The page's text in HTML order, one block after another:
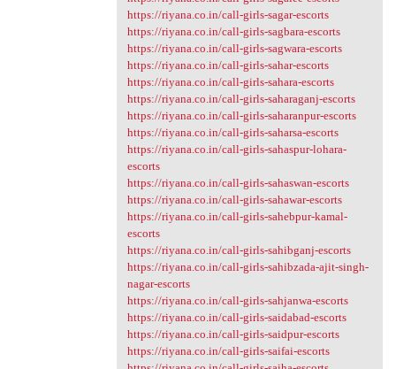
https://riyana.co.in/call-girls-sagar-escorts
https://riyana.co.in/call-girls-sagbara-escorts
https://riyana.co.in/call-girls-sagwara-escorts
https://riyana.co.in/call-girls-sahar-escorts
https://riyana.co.in/call-girls-sahara-escorts
https://riyana.co.in/call-girls-saharaganj-escorts
https://riyana.co.in/call-girls-saharanpur-escorts
https://riyana.co.in/call-girls-saharsa-escorts
https://riyana.co.in/call-girls-sahaspur-lohara-
escorts
https://riyana.co.in/call-girls-sahaswan-escorts
https://riyana.co.in/call-girls-sahawar-escorts
https://riyana.co.in/call-girls-sahebpur-kamal-
escorts
https://riyana.co.in/call-girls-sahibganj-escorts
https://riyana.co.in/call-girls-sahibzada-ajit-singh-
nagar-escorts
https://riyana.co.in/call-girls-sahjanwa-escorts
https://riyana.co.in/call-girls-saidabad-escorts
https://riyana.co.in/call-girls-saidpur-escorts
https://riyana.co.in/call-girls-saifai-escorts